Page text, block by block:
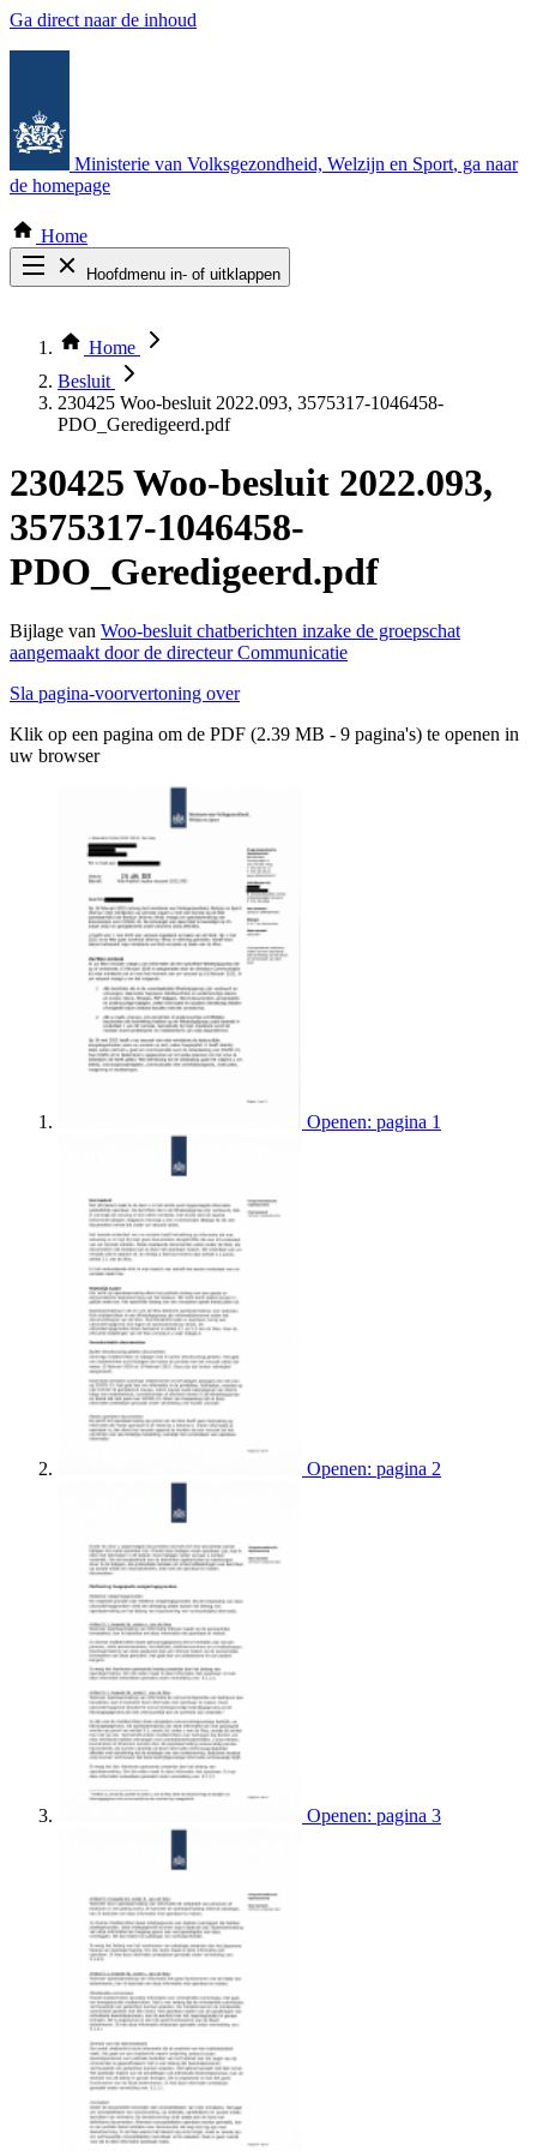
Ga direct naar de inhoud
Ministerie van Volksgezondheid, Welzijn en Sport, ga naar
de homepage
Home
Hoofdmenu in- of uitklappen
Thema COVID-19
Bekijk per bestuursorgaan
Home
Besluit
230425 Woo-besluit 2022.093, 3575317-1046458-
PDO_Geredigeerd.pdf
230425 Woo-besluit 2022.093,
3575317-1046458-
PDO_Geredigeerd.pdf
Bijlage van Woo-besluit chatberichten inzake de groepschat
aangemaakt door de directeur Communicatie
Sla pagina-voorvertoning over
Klik op een pagina om de PDF (2.39 MB - 9 pagina's) te openen in
uw browser
Openen: pagina 1
Openen: pagina 2
Openen: pagina 3